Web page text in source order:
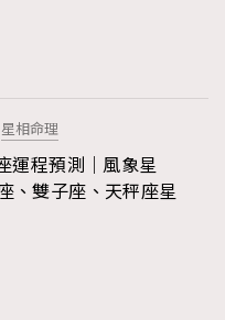
647
128
位香港文藝代表
星相命理
運程預測｜風象星
、雙子座、天秤座星